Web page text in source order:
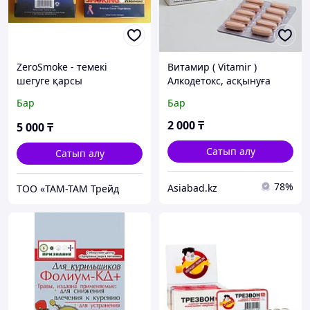
ZeroSmoke - темекі
шегуге қарсы
Бар
5 000₸
Сатып алу
ТОО «ТАМ-ТАМ Трейд
Витамир ( Vitamir )
Алкодетокс, асқынуға
Бар
2 000₸
Сатып алу
Asiabad.kz 78%